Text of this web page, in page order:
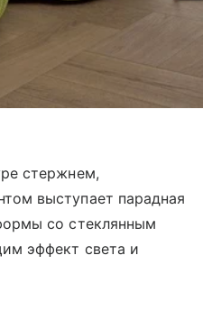
стержнем,
выступает парадная
со стеклянным
эффект света и